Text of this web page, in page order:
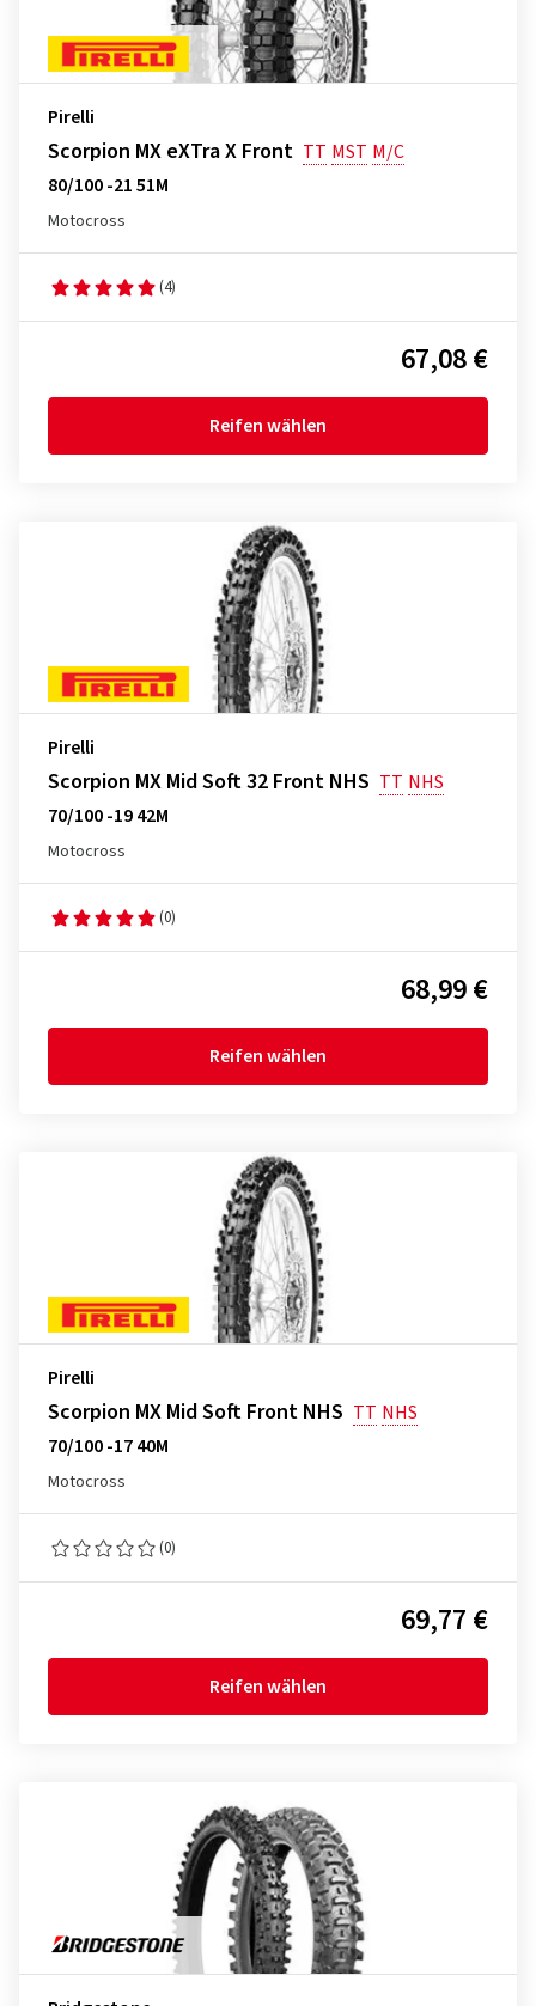
Pirelli
Scorpion MX eXTra X Front TT MST M/C
80/100 -21 51M
Motocross
(4)
67,08 €
Reifen wählen
Pirelli
Scorpion MX Mid Soft 32 Front NHS TT NHS
70/100 -19 42M
Motocross
(0)
68,99 €
Reifen wählen
Pirelli
Scorpion MX Mid Soft Front NHS TT NHS
70/100 -17 40M
Motocross
(0)
69,77 €
Reifen wählen